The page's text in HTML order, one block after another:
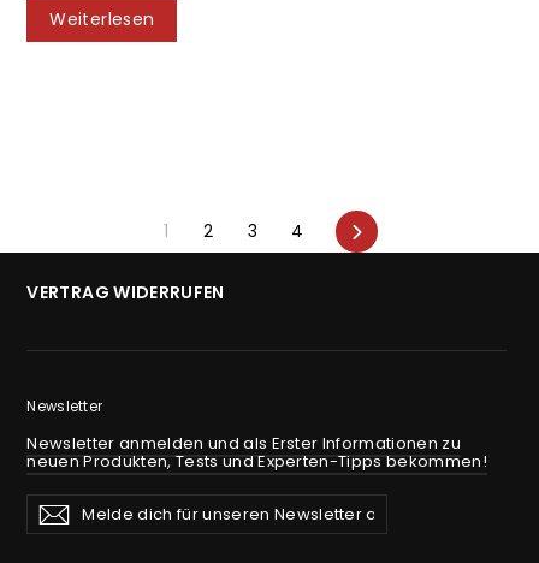
Weiterlesen
1 2 3 4 Vorwärts
VERTRAG WIDERRUFEN
Newsletter
Newsletter anmelden und als Erster Informationen zu
neuen Produkten, Tests und Experten-Tipps bekommen!
Melde
dich
für
AbonnierenAbonnieren